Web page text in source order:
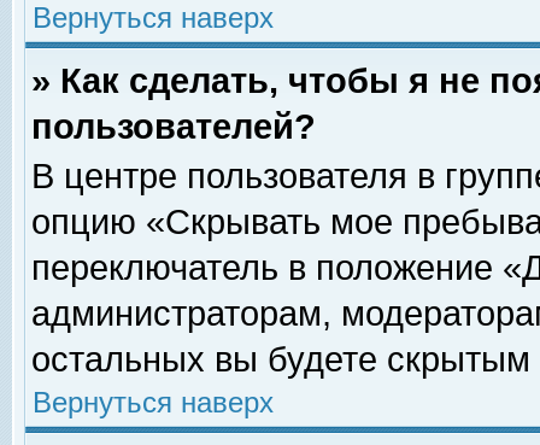
Вернуться наверх
» Как сделать, чтобы я не
пользователей?
В центре пользователя в
опцию «Скрывать мое
переключатель в положение
администраторам,
остальных вы будете скрытым
Вернуться наверх